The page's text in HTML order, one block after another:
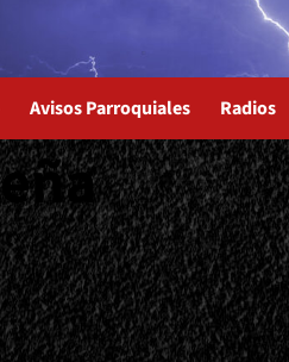
Avisos Parroquiales Radios